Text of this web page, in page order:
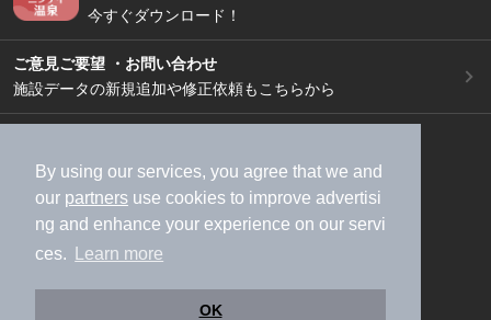
By using our services, you agree that we and
our partners use cookies to improve advertisi
ng and enhance your experience on our servi
ces.
Learn more
OK
今すぐダウンロード！
ご意見ご要望 ・お問い合わせ
施設データの新規追加や修正依頼もこちらから
加盟店募集（資料請求）
広告出稿のご案内
利用規約
ライフスタイルMEMBERS+規約
特定商取引法に基づく表記
ヘルプ
採用情報
運営会社